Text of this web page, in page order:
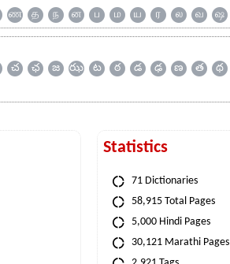
ண த ந ன ப ம ய ர ல வ ஷ
చ ఛ జ ఝ ట ఠ డ ఢ ణ త థ
Statistics
71 Dictionaries
58,915 Total Pages
5,000 Hindi Pages
30,121 Marathi Pages